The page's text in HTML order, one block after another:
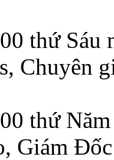
thứ Sáu
Chuyên
thứ
Giám Đốc